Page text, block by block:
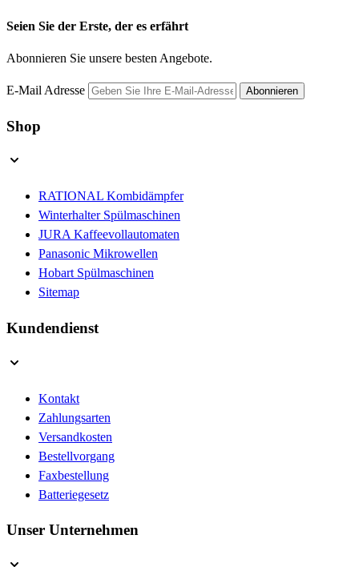
Seien Sie der Erste, der es erfährt
Abonnieren Sie unsere besten Angebote.
E-Mail Adresse Abonnieren
Shop
RATIONAL Kombidämpfer
Winterhalter Spülmaschinen
JURA Kaffeevollautomaten
Panasonic Mikrowellen
Hobart Spülmaschinen
Sitemap
Kundendienst
Kontakt
Zahlungsarten
Versandkosten
Bestellvorgang
Faxbestellung
Batteriegesetz
Unser Unternehmen